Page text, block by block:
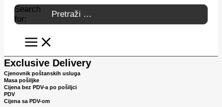
Search
for:
Exclusive Delivery
Cjenovnik poštanskih usluga
Masa pošiljke
Cijena bez PDV-a po pošiljci
PDV
Cijena sa PDV-om